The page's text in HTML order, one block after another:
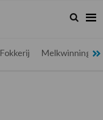
Zoeken...
Zoek
Fokkerij Melkwinning